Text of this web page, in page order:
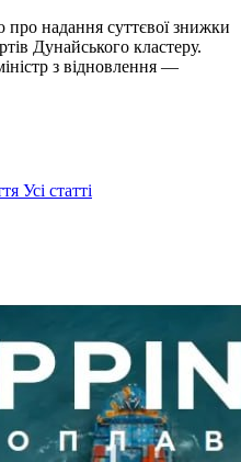
надання суттєвої знижки
Дунайського кластеру.
з відновлення —
Усі статті